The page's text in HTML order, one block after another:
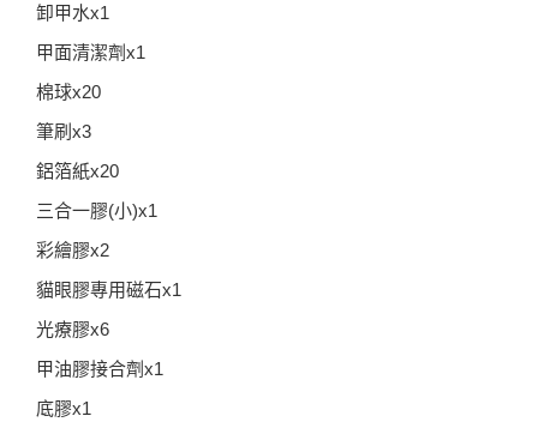
卸甲水x1
甲面清潔劑x1
棉球x20
筆刷x3
鋁箔紙x20
三合一膠(小)x1
彩繪膠x2
貓眼膠專用磁石x1
光療膠x6
甲油膠接合劑x1
底膠x1